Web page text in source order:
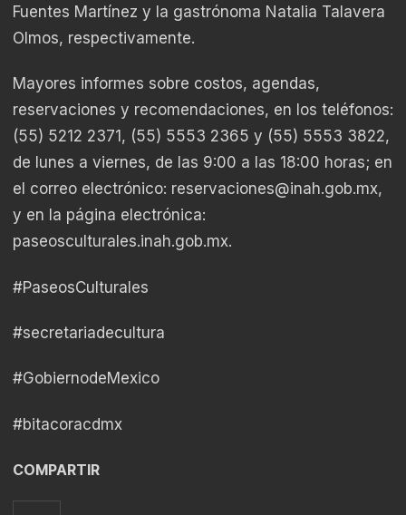
Fuentes Martínez y la gastrónoma Natalia Talavera
Olmos, respectivamente.
Mayores informes sobre costos, agendas,
reservaciones y recomendaciones, en los teléfonos:
(55) 5212 2371, (55) 5553 2365 y (55) 5553 3822,
de lunes a viernes, de las 9:00 a las 18:00 horas; en
el correo electrónico: reservaciones@inah.gob.mx,
y en la página electrónica:
paseosculturales.inah.gob.mx.
#PaseosCulturales
#secretariadecultura
#GobiernodeMexico
#bitacoracdmx
COMPARTIR